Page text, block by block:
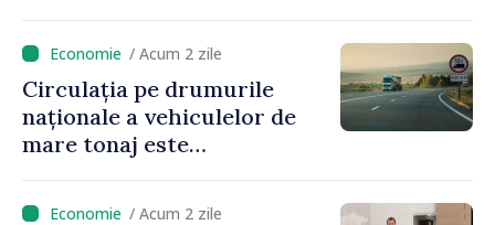
/ Acum 2 zile
Circulația pe drumurile
naționale a vehiculelor de
mare tonaj este
caniculă
/ Acum 2 zile